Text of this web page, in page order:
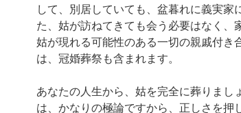
して、別居していても、盆暮れに義実家
た、姑が訪ねてきても会う必要はなく、
姑が現れる可能性のある一切の親戚付き
は、冠婚葬祭も含まれます。
あなたの人生から、姑を完全に葬りまし
は、かなりの極論ですから、正しさを押